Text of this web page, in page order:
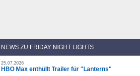
NEWS ZU FRIDAY NIGHT LIGHTS
25.07.2026
HBO Max enthüllt Trailer für "Lanterns"